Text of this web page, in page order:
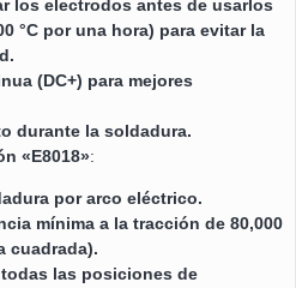
los electrodos antes de usarlos
°C por una hora) para evitar la
(DC+) para mejores
durante la soldadura.
«E8018»:
por arco eléctrico.
mínima a la tracción de 80,000
cuadrada).
las posiciones de